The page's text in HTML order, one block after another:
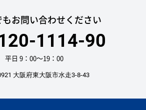
お問い合わせください
1114-90
平日 9：00〜19：00
大阪府東大阪市水走3-8-43